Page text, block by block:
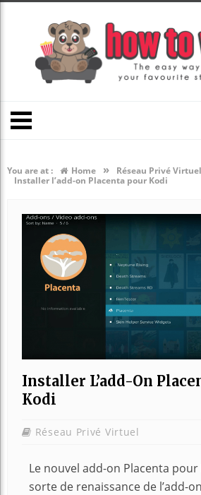
You are at : Home » Réseau Privé Virtuel
Installer l’add-on Placenta pour Kodi
Installer L’add-On
Kodi
Réseau Privé Virtuel
Le nouvel add-on Placenta
sorte de renaissance de l’add-